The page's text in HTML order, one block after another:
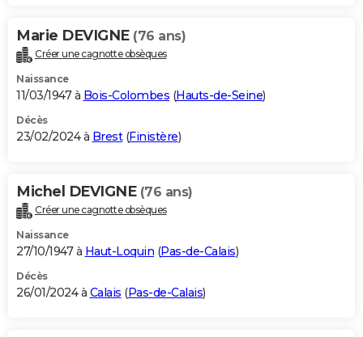
Marie DEVIGNE (76 ans)
Créer une cagnotte obsèques
Naissance
11/03/1947 à Bois-Colombes (Hauts-de-Seine)
Décès
23/02/2024 à Brest(Finistère)
Michel DEVIGNE (76 ans)
Créer une cagnotte obsèques
Naissance
27/10/1947 à Haut-Loquin (Pas-de-Calais)
Décès
26/01/2024 à Calais (Pas-de-Calais)